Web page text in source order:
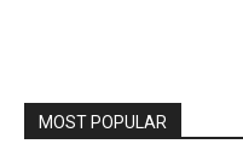
MOST POPULAR